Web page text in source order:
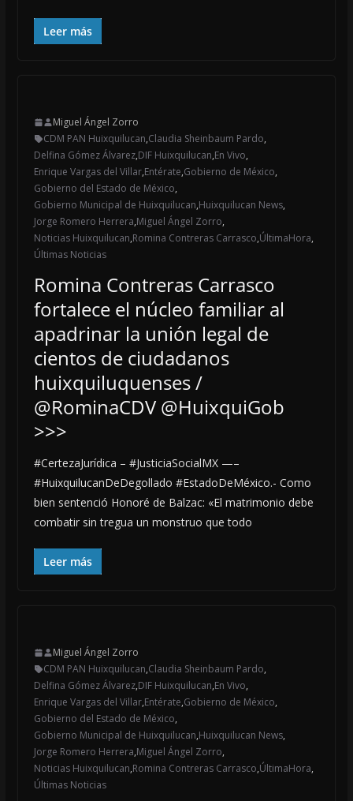
Leer más
Miguel Ángel Zorro
CDM PAN Huixquilucan,Claudia Sheinbaum Pardo,
Delfina Gómez Álvarez,DIF Huixquilucan,En Vivo,
Enrique Vargas del Villar,Entérate,Gobierno de México,
Gobierno del Estado de México,
Gobierno Municipal de Huixquilucan,Huixquilucan News,
Jorge Romero Herrera,Miguel Ángel Zorro,
Noticias Huixquilucan,Romina Contreras Carrasco,ÚltimaHora,
Últimas Noticias
Romina Contreras Carrasco
fortalece el núcleo familiar al
apadrinar la unión legal de
cientos de ciudadanos
huixquiluquenses /
@RominaCDV @HuixquiGob
>>>
#CertezaJurídica – #JusticiaSocialMX —–
#HuixquilucanDeDegollado #EstadoDeMéxico.- Como
bien sentenció Honoré de Balzac: «El matrimonio debe
combatir sin tregua un monstruo que todo
Leer más
Miguel Ángel Zorro
CDM PAN Huixquilucan,Claudia Sheinbaum Pardo,
Delfina Gómez Álvarez,DIF Huixquilucan,En Vivo,
Enrique Vargas del Villar,Entérate,Gobierno de México,
Gobierno del Estado de México,
Gobierno Municipal de Huixquilucan,Huixquilucan News,
Jorge Romero Herrera,Miguel Ángel Zorro,
Noticias Huixquilucan,Romina Contreras Carrasco,ÚltimaHora,
Últimas Noticias